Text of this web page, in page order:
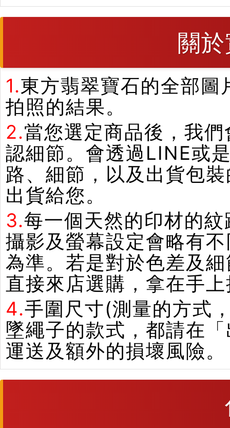
關
1.東方翡翠寶石的全部
拍照的結果。
2.當您選定商品後，我
認細節。會透過LINE或
路、細節，以及出貨包
出貨給您。
3.每一個天然的印材的
攝影及螢幕設定會略有
為準。若是對於色差及
直接來店選購，拿在手
4.手圍尺寸(測量的方式
墜繩子的款式，都請在
運送及額外的損壞風險。